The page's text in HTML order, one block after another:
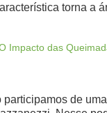
torna a
Impacto das
participamos de